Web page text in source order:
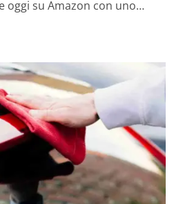
oggi su Amazon con uno…